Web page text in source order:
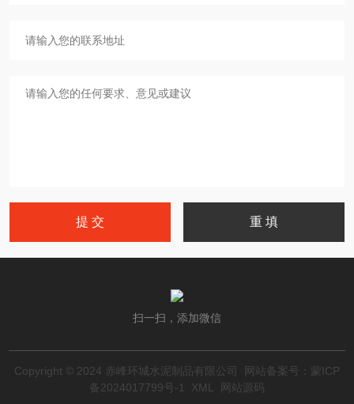
扫一扫，添加微信
Copyright © 2024 赤峰环城水泥制品有限公司 网站备案号：
蒙ICP
备2024017799号-1
XML 网站源码